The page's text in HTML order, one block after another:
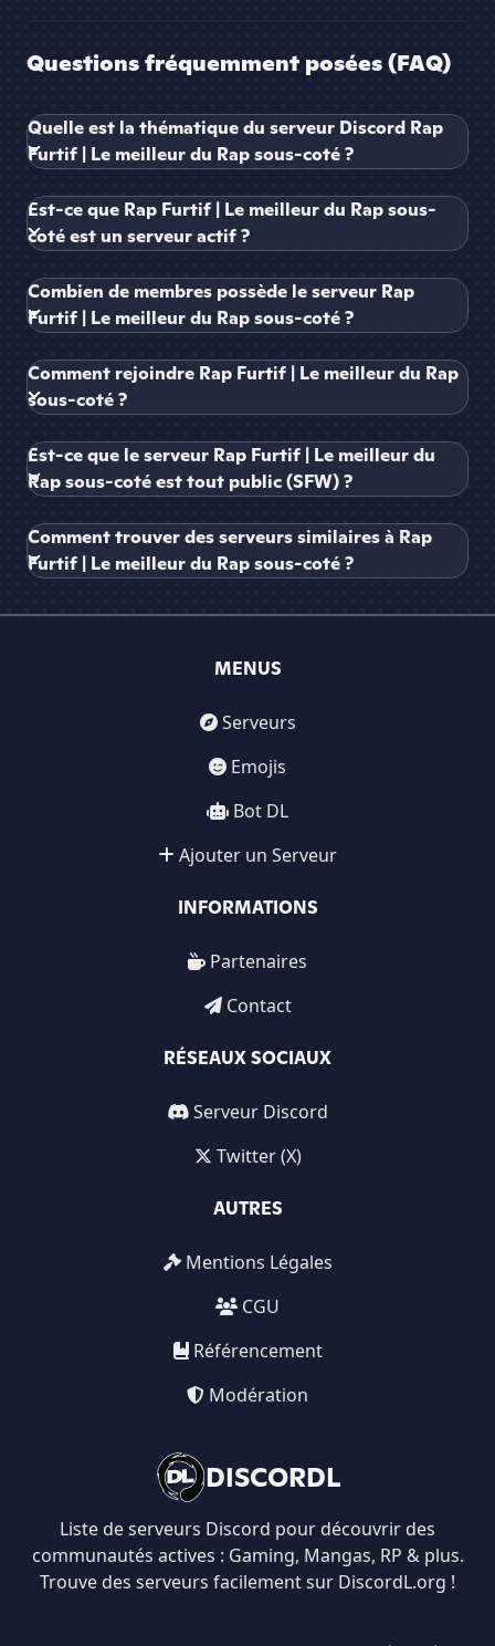
Questions fréquemment posées (FAQ)
Quelle est la thématique du serveur Discord Rap
Furtif | Le meilleur du Rap sous-coté ?
Est-ce que Rap Furtif | Le meilleur du Rap sous-
coté est un serveur actif ?
Combien de membres possède le serveur Rap
Furtif | Le meilleur du Rap sous-coté ?
Comment rejoindre Rap Furtif | Le meilleur du Rap
sous-coté ?
Est-ce que le serveur Rap Furtif | Le meilleur du
Rap sous-coté est tout public (SFW) ?
Comment trouver des serveurs similaires à Rap
Furtif | Le meilleur du Rap sous-coté ?
DISCORDL
Liste de serveurs Discord pour découvrir des
communautés actives : Gaming, Mangas, RP & plus.
Trouve des serveurs facilement sur DiscordL.org !
MENUS
Serveurs
Emojis
Bot DL
Ajouter un Serveur
INFORMATIONS
Partenaires
Contact
RÉSEAUX SOCIAUX
Serveur Discord
Twitter (X)
AUTRES
Mentions Légales
CGU
Référencement
Modération